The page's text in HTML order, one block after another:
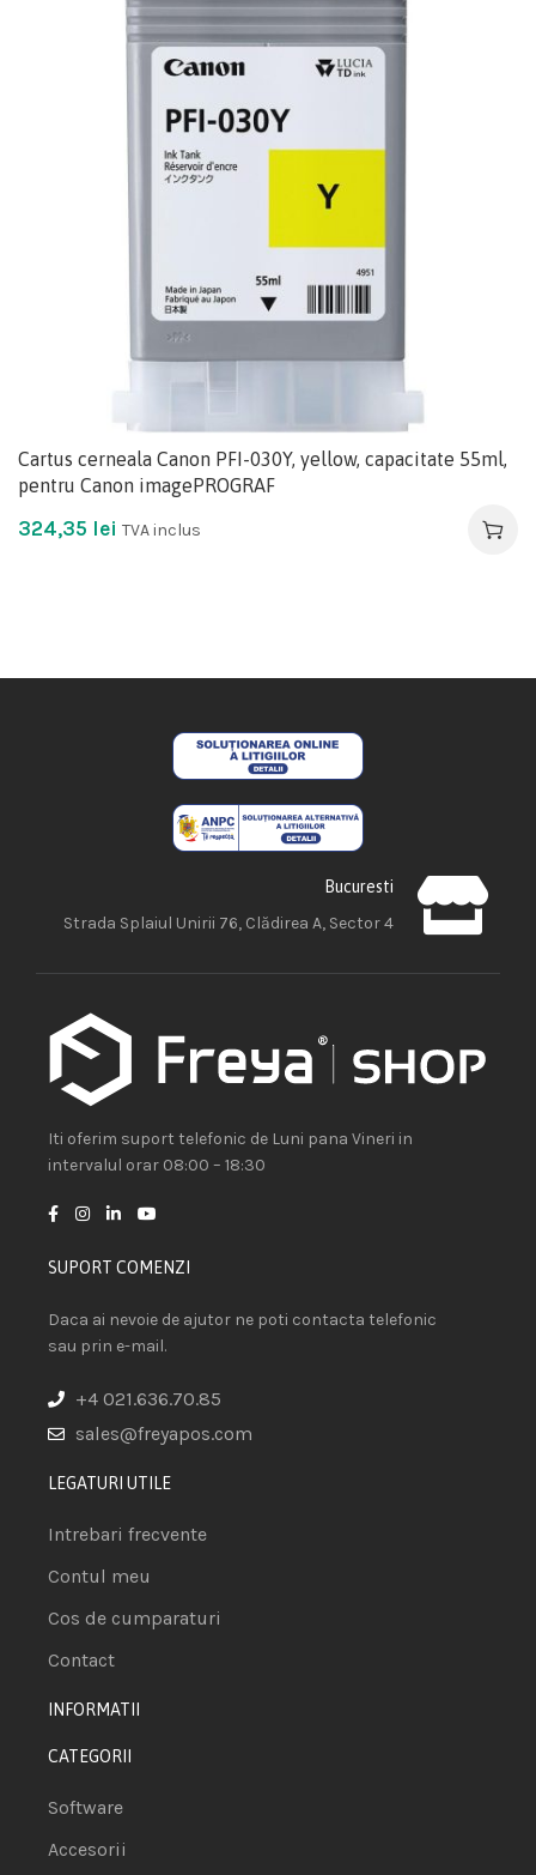
Cartus cerneala Canon PFI-030Y, yellow, capacitate 55ml,
pentru Canon imagePROGRAF
324,35 lei TVA inclus
Bucuresti
Strada Splaiul Unirii 76, Clădirea A, Sector 4
Iti oferim suport telefonic de Luni pana Vineri in
intervalul orar 08:00 – 18:30
SUPORT COMENZI
Daca ai nevoie de ajutor ne poti contacta telefonic
sau prin e-mail.
+4 021.636.70.85
sales@freyapos.com
LEGATURI UTILE
Intrebari frecvente
Contul meu
Cos de cumparaturi
Contact
INFORMATII
CATEGORII
Software
Accesorii